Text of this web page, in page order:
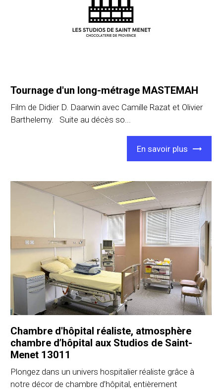
Tournage d'un long-métrage MASTEMAH
Film de Didier D. Daarwin avec Camille Razat et Olivier
Barthelemy. Suite au décès so...
En savoir plus
Chambre d'hôpital réaliste, atmosphère
chambre d’hôpital aux Studios de Saint-
Menet 13011
Plongez dans un univers hospitalier réaliste grâce à
notre décor de chambre d’hôpital, entièrement